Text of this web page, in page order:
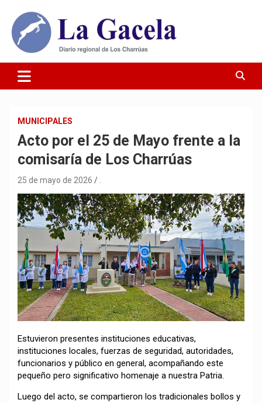
contenido
Diario La Gacela
MUNICIPALES
Acto por el 25 de Mayo frente a la
comisaría de Los Charrúas
25 de mayo de 2026
Estuvieron presentes instituciones educativas,
instituciones locales, fuerzas de seguridad, autoridades,
funcionarios y público en general, acompañando este
pequeño pero significativo homenaje a nuestra Patria.
Luego del acto, se compartieron los tradicionales bollos y